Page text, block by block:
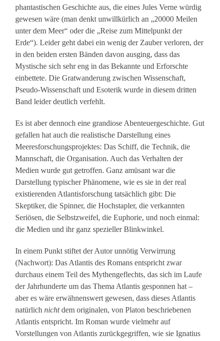
phantastischen Geschichte aus, die eines Jules Verne würdig
gewesen wäre (man denkt unwillkürlich an „20000 Meilen
unter dem Meer“ oder die „Reise zum Mittelpunkt der
Erde“). Leider geht dabei ein wenig der Zauber verloren, der
in den beiden ersten Bänden davon ausging, dass das
Mystische sich sehr eng in das Bekannte und Erforschte
einbettete. Die Gratwanderung zwischen Wissenschaft,
Pseudo-Wissenschaft und Esoterik wurde in diesem dritten
Band leider deutlich verfehlt.
Es ist aber dennoch eine grandiose Abenteuergeschichte. Gut
gefallen hat auch die realistische Darstellung eines
Meeresforschungsprojektes: Das Schiff, die Technik, die
Mannschaft, die Organisation. Auch das Verhalten der
Medien wurde gut getroffen. Ganz amüsant war die
Darstellung typischer Phänomene, wie es sie in der real
existierenden Atlantisforschung tatsächlich gibt: Die
Skeptiker, die Spinner, die Hochstapler, die verkannten
Seriösen, die Selbstzweifel, die Euphorie, und noch einmal:
die Medien und ihr ganz spezieller Blinkwinkel.
In einem Punkt stiftet der Autor unnötig Verwirrung
(Nachwort): Das Atlantis des Romans entspricht zwar
durchaus einem Teil des Mythengeflechts, das sich im Laufe
der Jahrhunderte um das Thema Atlantis gesponnen hat –
aber es wäre erwähnenswert gewesen, dass dieses Atlantis
natürlichnichtdem originalen, von Platon beschriebenen
Atlantis entspricht. Im Roman wurde vielmehr auf
Vorstellungen von Atlantis zurückgegriffen, wie sie Ignatius